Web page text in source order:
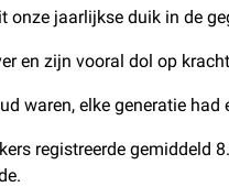
onze jaarlijkse duik in de
en zijn vooral dol op
waren, elke generatie
registreerde